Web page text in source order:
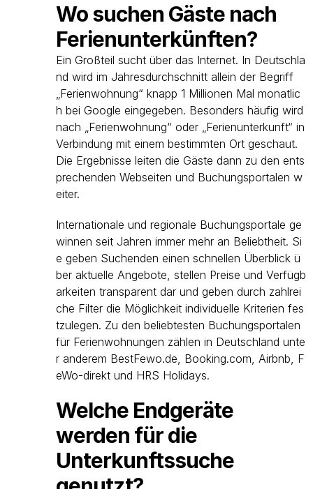
Wo suchen Gäste nach
Ferienunterkünften?
Ein Großteil sucht über das Internet. In Deutschla
nd wird im Jahresdurchschnitt allein der Begriff
„Ferienwohnung“ knapp 1 Millionen Mal monatlic
h bei Google eingegeben. Besonders häufig wird
nach „Ferienwohnung“ oder „Ferienunterkunft“ in
Verbindung mit einem bestimmten Ort geschaut.
Die Ergebnisse leiten die Gäste dann zu den ents
prechenden Webseiten und Buchungsportalen w
eiter.
Internationale und regionale Buchungsportale ge
winnen seit Jahren immer mehr an Beliebtheit. Si
e geben Suchenden einen schnellen Überblick ü
ber aktuelle Angebote, stellen Preise und Verfügb
arkeiten transparent dar und geben durch zahlrei
che Filter die Möglichkeit individuelle Kriterien fes
tzulegen. Zu den beliebtesten Buchungsportalen
für Ferienwohnungen zählen in Deutschland unte
r anderem BestFewo.de, Booking.com, Airbnb, F
eWo-direkt und HRS Holidays.
Welche Endgeräte
werden für die
Unterkunftssuche